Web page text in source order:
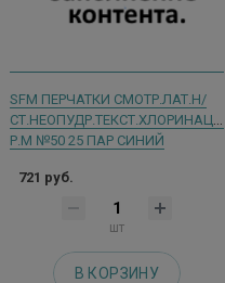
SFM ПЕРЧАТКИ СМОТР.ЛАТ.Н/
СТ.НЕОПУДР.ТЕКСТ.ХЛОРИНАЦИЯ
Р.М №50 25 ПАР СИНИЙ
721 руб.
шт
В КОРЗИНУ